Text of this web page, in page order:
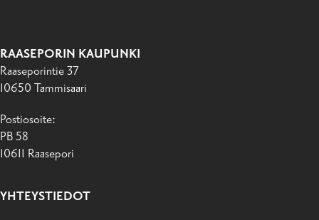
RAASEPORIN KAUPUNKI
Raaseporintie 37
10650 Tammisaari
Postiosoite:
PB 58
10611 Raasepori
YHTEYSTIEDOT